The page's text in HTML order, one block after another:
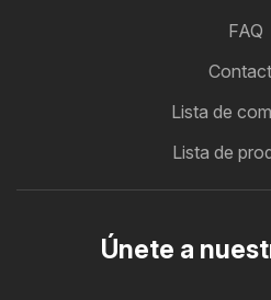
FAQ
Lista de
Lista de
Únete a